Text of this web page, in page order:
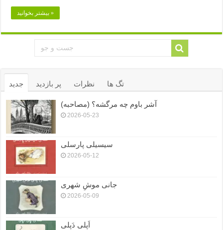
بیشتر بخوانید »
جدید پر بازدید نظرات تگ ها
آشر باوم چه مرگشه؟ (مصاحبه)
2026-05-23
سیسیلی پارسلی
2026-05-12
جانی موشِ شهری
2026-05-09
اَپلی دَپلی